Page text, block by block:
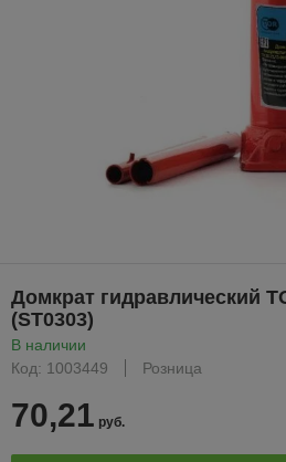
Домкрат гидравлический
(ST0303)
В наличии
Код: 1003449
Розница
70,21 руб.